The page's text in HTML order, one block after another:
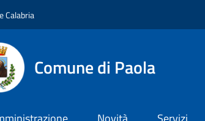
Calabria
Comune di Paola